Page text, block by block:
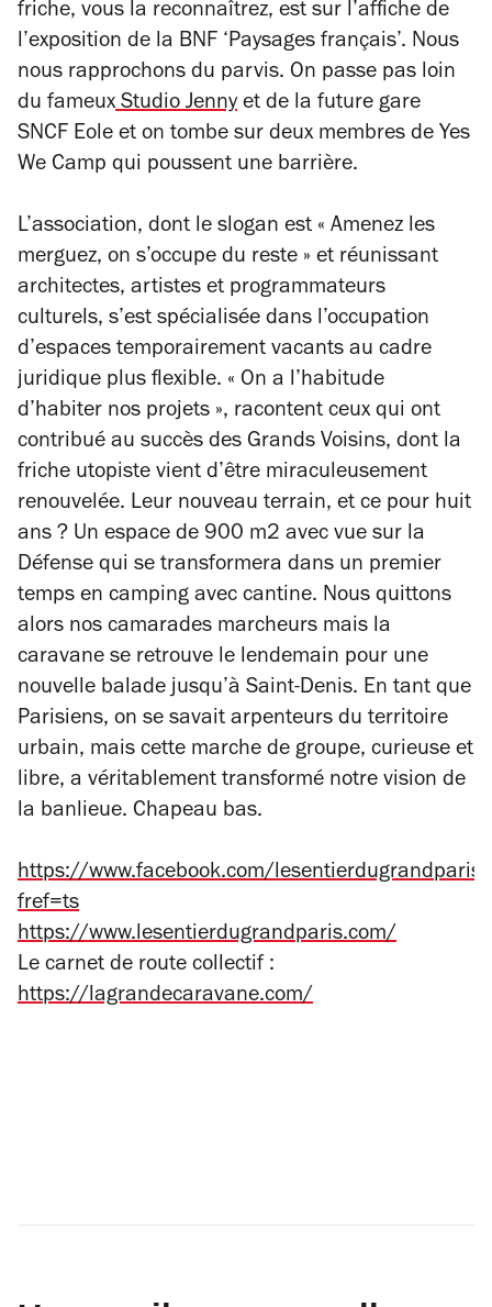
friche, vous la reconnaîtrez, est sur l’affiche de
l’exposition de la BNF ‘Paysages français’. Nous
nous rapprochons du parvis. On passe pas loin
du fameuxStudio Jennyet de la future gare
SNCF Eole et on tombe sur deux membres de Yes
We Camp qui poussent une barrière.
L’association, dont le slogan est « Amenez les
merguez, on s’occupe du reste » et réunissant
architectes, artistes et programmateurs
culturels, s’est spécialisée dans l’occupation
d’espaces temporairement vacants au cadre
juridique plus flexible. « On a l’habitude
d’habiter nos projets », racontent ceux qui ont
contribué au succès des Grands Voisins, dont la
friche utopiste vient d’être miraculeusement
renouvelée. Leur nouveau terrain, et ce pour huit
ans ? Un espace de 900 m2 avec vue sur la
Défense qui se transformera dans un premier
temps en camping avec cantine. Nous quittons
alors nos camarades marcheurs mais la
caravane se retrouve le lendemain pour une
nouvelle balade jusqu’à Saint-Denis. En tant que
Parisiens, on se savait arpenteurs du territoire
urbain, mais cette marche de groupe, curieuse et
libre, a véritablement transformé notre vision de
la banlieue. Chapeau bas.
https://www.facebook.com/
fref=ts
https://www.lesentierdugrandparis.com/
Le carnet de route collectif :
https://lagrandecaravane.com/